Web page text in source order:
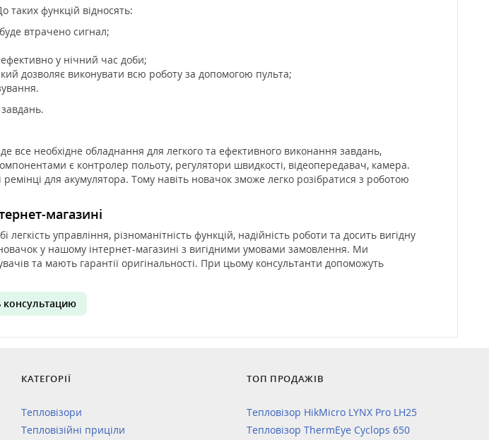
таких функцій відносять:
втрачено сигнал;
у нічний час доби;
дозволяє виконувати всю роботу за допомогою пульта;
необхідне обладнання для легкого та ефективного виконання завдань,
є контролер польоту, регулятори швидкості, відеопередавач, камера.
для акумулятора. Тому навіть новачок зможе легко розібратися з роботою
магазині
управління, різноманітність функцій, надійність роботи та досить вигідну
у нашому інтернет-магазині з вигідними умовами замовлення. Ми
та мають гарантії оригінальності. При цьому консультанти допоможуть
консультацию
КАТЕГОРІЇ
Тепловізори
Тепловізійні приціли
ТОП ПРОДАЖІВ
Тепловізор HikMicro LYNX Pro LH25
Тепловізор ThermEye Cyclops 650